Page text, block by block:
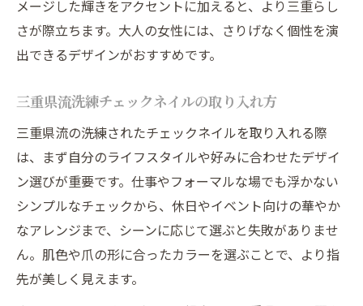
メージした輝きをアクセントに加えると、より三重らし
さが際立ちます。大人の女性には、さりげなく個性を演
出できるデザインがおすすめです。
三重県流洗練チェックネイルの取り入れ方
三重県流の洗練されたチェックネイルを取り入れる際
は、まず自分のライフスタイルや好みに合わせたデザイ
ン選びが重要です。仕事やフォーマルな場でも浮かない
シンプルなチェックから、休日やイベント向けの華やか
なアレンジまで、シーンに応じて選ぶと失敗がありませ
ん。肌色や爪の形に合ったカラーを選ぶことで、より指
先が美しく見えます。